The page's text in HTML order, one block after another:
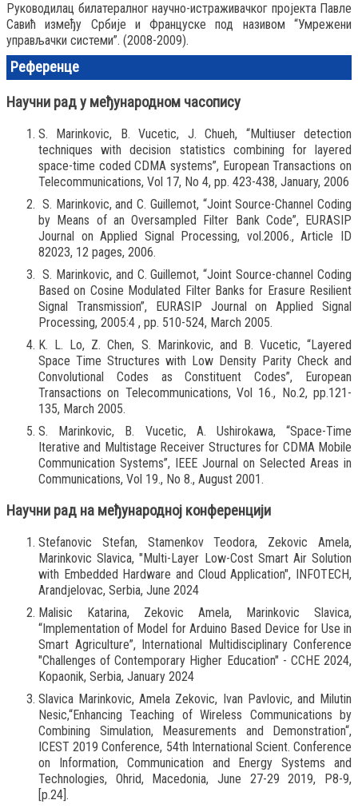
Руководилац билатералног научно-истраживачког пројекта Павле
Савић између Србије и Француске под називом “Умрежени
управљачки системи”. (2008-2009).
Референце
Научни рад у међународном часопису
S. Marinkovic, B. Vucetic, J. Chueh, “Multiuser detection
techniques with decision statistics combining for layered
space-time coded CDMA systems”, European Transactions on
Telecommunications, Vol 17, No 4, pp. 423-438, January, 2006
S. Marinkovic, and C. Guillemot, “Joint Source-Channel Coding
by Means of an Oversampled Filter Bank Code”, EURASIP
Journal on Applied Signal Processing, vol.2006., Article ID
82023, 12 pages, 2006.
S. Marinkovic, and C. Guillemot, “Joint Source-channel Coding
Based on Cosine Modulated Filter Banks for Erasure Resilient
Signal Transmission”, EURASIP Journal on Applied Signal
Processing, 2005:4 , pp. 510-524, March 2005.
K. L. Lo, Z. Chen, S. Marinkovic, and B. Vucetic, “Layered
Space Time Structures with Low Density Parity Check and
Convolutional Codes as Constituent Codes”, European
Transactions on Telecommunications, Vol 16., No.2, pp.121-
135, March 2005.
S. Marinkovic, B. Vucetic, A. Ushirokawa, “Space-Time
Iterative and Multistage Receiver Structures for CDMA Mobile
Communication Systems”, IEEE Journal on Selected Areas in
Communications, Vol 19., No 8., August 2001.
Научни рад на међународној конференцији
Stefanovic Stefan, Stamenkov Teodora, Zekovic Amela,
Marinkovic Slavica, "Multi-Layer Low-Cost Smart Air Solution
with Embedded Hardware and Cloud Application", INFOTECH,
Arandjelovac, Serbia, June 2024
Malisic Katarina, Zekovic Amela, Marinkovic Slavica,
“Implementation of Model for Arduino Based Device for Use in
Smart Agriculture”, International Multidisciplinary Conference
"Challenges of Contemporary Higher Education" - CCHE 2024,
Kopaonik, Serbia, January 2024
Slavica Marinkovic, Amela Zekovic, Ivan Pavlovic, and Milutin
Nesic,“Enhancing Teaching of Wireless Communications by
Combining Simulation, Measurements and Demonstration“,
ICEST 2019 Conference, 54th International Scient. Conference
on Information, Communication and Energy Systems and
Technologies, Ohrid, Macedonia, June 27-29 2019, P8-9,
[p.24].